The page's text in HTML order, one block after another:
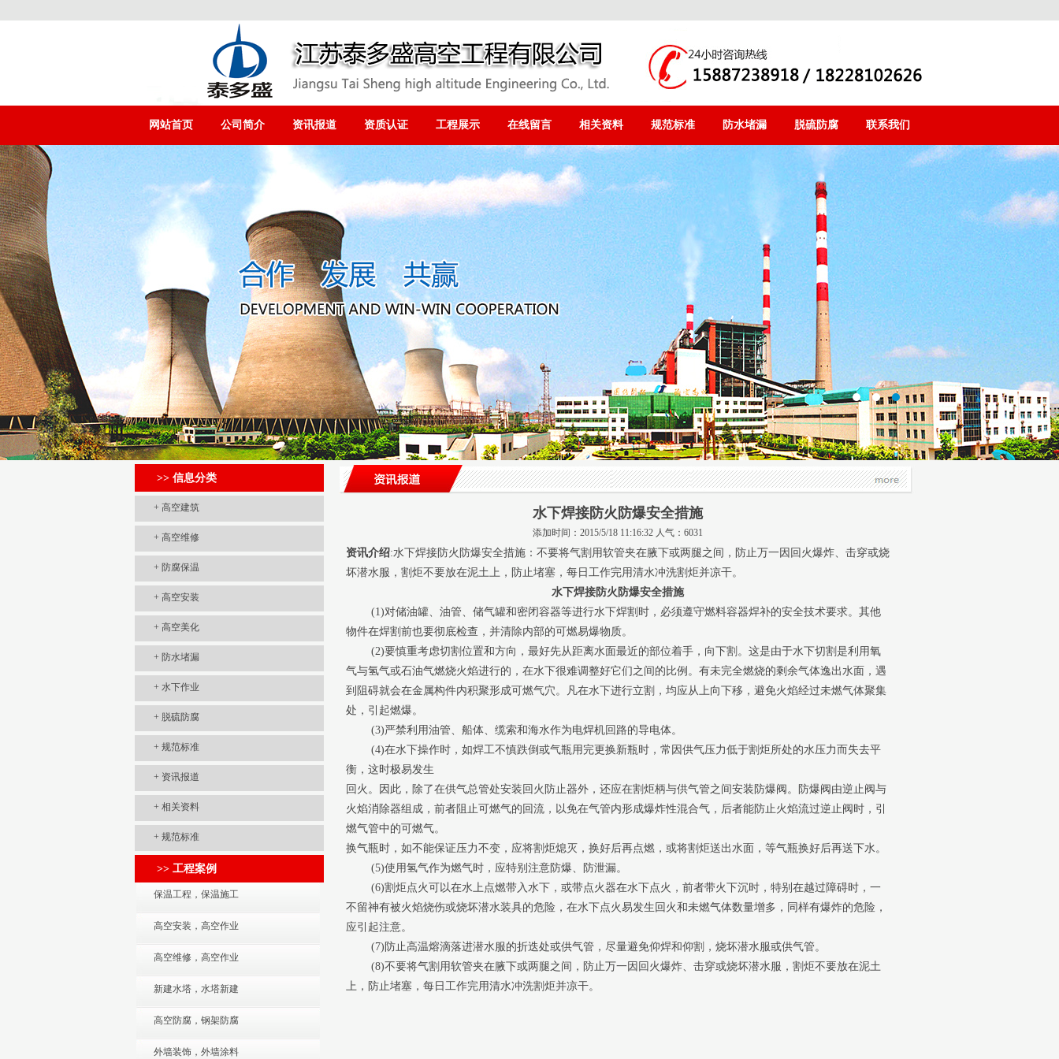
网站首页 公司简介 资讯报道 资质认证 工程展示 在线留言 相关资料 规范标准 防水堵漏 脱硫防腐 联系我们
>> 信息分类
+ 高空建筑
+ 高空维修
+ 防腐保温
+ 高空安装
+ 高空美化
+ 防水堵漏
+ 水下作业
+ 脱硫防腐
+ 规范标准
+ 资讯报道
+ 相关资料
+ 规范标准
>> 工程案例
保温工程，保温施工
高空安装，高空作业
高空维修，高空作业
新建水塔，水塔新建
高空防腐，钢架防腐
外墙装饰，外墙涂料
水下焊接防火防爆安全措施
添加时间：2015/5/18 11:16:32 人气：6031
资讯介绍:水下焊接防火防爆安全措施：不要将气割用软管夹在腋下或两腿之间，防止万一因回火爆炸、击穿或烧
坏潜水服，割炬不要放在泥土上，防止堵塞，每日工作完用清水冲洗割炬并凉干。
水下焊接防火防爆安全措施
(1)对储油罐、油管、储气罐和密闭容器等进行水下焊割时，必须遵守燃料容器焊补的安全技术要求。其他
物件在焊割前也要彻底检查，并清除内部的可燃易爆物质。
(2)要慎重考虑切割位置和方向，最好先从距离水面最近的部位着手，向下割。这是由于水下切割是利用氧
气与氢气或石油气燃烧火焰进行的，在水下很难调整好它们之间的比例。有未完全燃烧的剩余气体逸出水面，遇
到阻碍就会在金属构件内积聚形成可燃气穴。凡在水下进行立割，均应从上向下移，避免火焰经过未燃气体聚集
处，引起燃爆。
(3)严禁利用油管、船体、缆索和海水作为电焊机回路的导电体。
(4)在水下操作时，如焊工不慎跌倒或气瓶用完更换新瓶时，常因供气压力低于割炬所处的水压力而失去平
衡，这时极易发生
回火。因此，除了在供气总管处安装回火防止器外，还应在割炬柄与供气管之间安装防爆阀。防爆阀由逆止阀与
火焰消除器组成，前者阻止可燃气的回流，以免在气管内形成爆炸性混合气，后者能防止火焰流过逆止阀时，引
燃气管中的可燃气。
换气瓶时，如不能保证压力不变，应将割炬熄灭，换好后再点燃，或将割炬送出水面，等气瓶换好后再送下水。
(5)使用氢气作为燃气时，应特别注意防爆、防泄漏。
(6)割炬点火可以在水上点燃带入水下，或带点火器在水下点火，前者带火下沉时，特别在越过障碍时，一
不留神有被火焰烧伤或烧坏潜水装具的危险，在水下点火易发生回火和未燃气体数量增多，同样有爆炸的危险，
应引起注意。
(7)防止高温熔滴落进潜水服的折迭处或供气管，尽量避免仰焊和仰割，烧坏潜水服或供气管。
(8)不要将气割用软管夹在腋下或两腿之间，防止万一因回火爆炸、击穿或烧坏潜水服，割炬不要放在泥土
上，防止堵塞，每日工作完用清水冲洗割炬并凉干。